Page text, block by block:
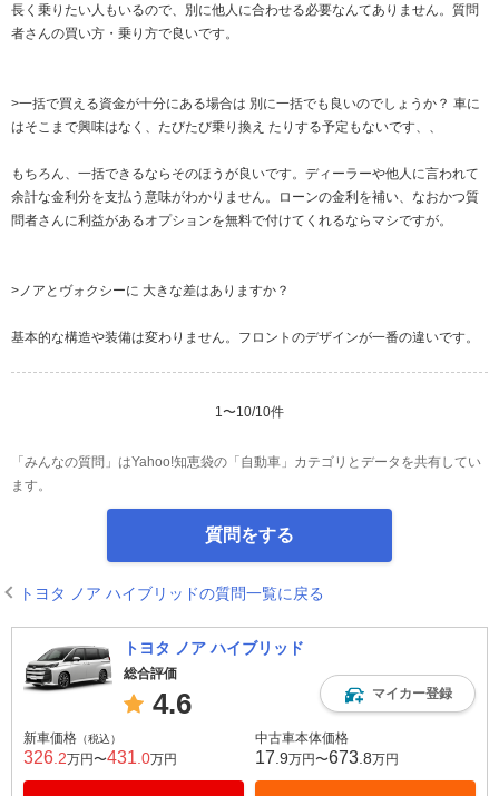
長く乗りたい人もいるので、別に他人に合わせる必要なんてありません。質問
者さんの買い方・乗り方で良いです。
>⁠一括で買える資金が十分にある場合は 別に一括でも良いのでしょうか？ 車に
はそこまで興味はなく、たびたび乗り換え たりする予定もないです、、
もちろん、一括できるならそのほうが良いです。ディーラーや他人に言われて
余計な金利分を支払う意味がわかりません。ローンの金利を補い、なおかつ質
問者さんに利益があるオプションを無料で付けてくれるならマシですが。
>⁠ノアとヴォクシーに 大きな差はありますか？
基本的な構造や装備は変わりません。フロントのデザインが一番の違いです。
1 〜10/10件
「みんなの質問」はYahoo!知恵袋の「自動車」カテゴリとデータを共有してい
ます。
質問をする
トヨタ ノア ハイブリッドの質問一覧に戻る
トヨタ ノア ハイブリッド
総合評価
4.6 マイカー登録
新車価格 （税込）
326 .2万円〜431 .0万円
中古車本体価格
17 .9万円〜673 .8万円